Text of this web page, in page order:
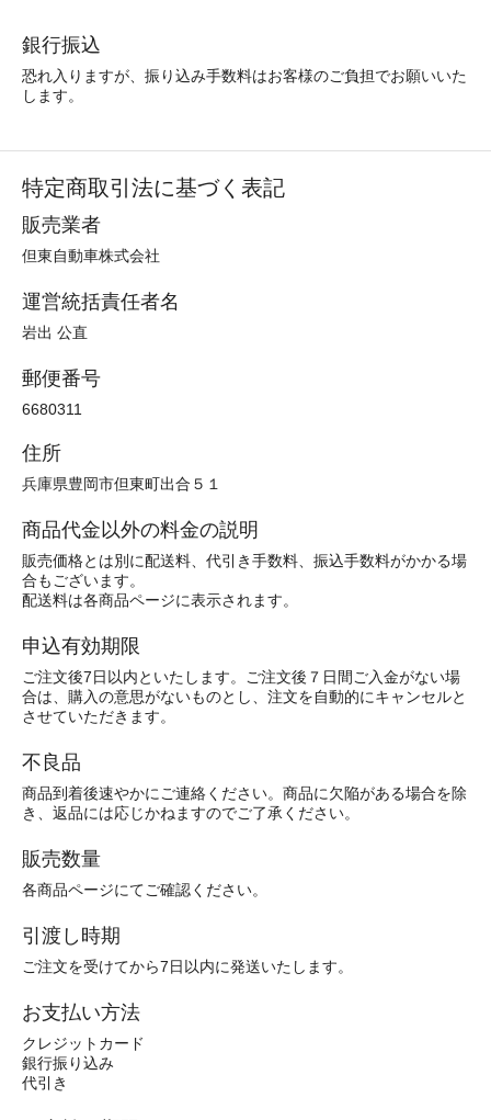
銀行振込
恐れ入りますが、振り込み手数料はお客様のご負担でお願いいた
します。
特定商取引法に基づく表記
販売業者
但東自動車株式会社
運営統括責任者名
岩出 公直
郵便番号
6680311
住所
兵庫県豊岡市但東町出合５１
商品代金以外の料金の説明
販売価格とは別に配送料、代引き手数料、振込手数料がかかる場
合もございます。
配送料は各商品ページに表示されます。
申込有効期限
ご注文後7日以内といたします。ご注文後７日間ご入金がない場
合は、購入の意思がないものとし、注文を自動的にキャンセルと
させていただきます。
不良品
商品到着後速やかにご連絡ください。商品に欠陥がある場合を除
き、返品には応じかねますのでご了承ください。
販売数量
各商品ページにてご確認ください。
引渡し時期
ご注文を受けてから7日以内に発送いたします。
お支払い方法
クレジットカード
銀行振り込み
代引き